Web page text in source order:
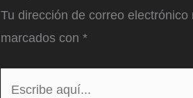
Tu dirección de correo electrónico
marcados con *